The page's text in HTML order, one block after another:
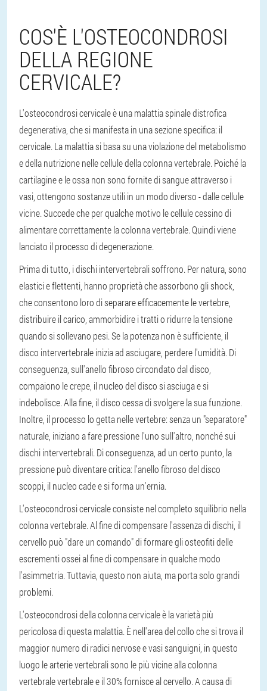
COS'È L'OSTEOCONDROSI
DELLA REGIONE
CERVICALE?
L'osteocondrosi cervicale è una malattia spinale distrofica
degenerativa, che si manifesta in una sezione specifica: il
cervicale. La malattia si basa su una violazione del metabolismo
e della nutrizione nelle cellule della colonna vertebrale. Poiché la
cartilagine e le ossa non sono fornite di sangue attraverso i
vasi, ottengono sostanze utili in un modo diverso - dalle cellule
vicine. Succede che per qualche motivo le cellule cessino di
alimentare correttamente la colonna vertebrale. Quindi viene
lanciato il processo di degenerazione.
Prima di tutto, i dischi intervertebrali soffrono. Per natura, sono
elastici e flettenti, hanno proprietà che assorbono gli shock,
che consentono loro di separare efficacemente le vertebre,
distribuire il carico, ammorbidire i tratti o ridurre la tensione
quando si sollevano pesi. Se la potenza non è sufficiente, il
disco intervertebrale inizia ad asciugare, perdere l'umidità. Di
conseguenza, sull'anello fibroso circondato dal disco,
compaiono le crepe, il nucleo del disco si asciuga e si
indebolisce. Alla fine, il disco cessa di svolgere la sua funzione.
Inoltre, il processo lo getta nelle vertebre: senza un "separatore"
naturale, iniziano a fare pressione l'uno sull'altro, nonché sui
dischi intervertebrali. Di conseguenza, ad un certo punto, la
pressione può diventare critica: l'anello fibroso del disco
scoppi, il nucleo cade e si forma un'ernia.
L'osteocondrosi cervicale consiste nel completo squilibrio nella
colonna vertebrale. Al fine di compensare l'assenza di dischi, il
cervello può "dare un comando" di formare gli osteofiti delle
escrementi ossei al fine di compensare in qualche modo
l'asimmetria. Tuttavia, questo non aiuta, ma porta solo grandi
problemi.
L'osteocondrosi della colonna cervicale è la varietà più
pericolosa di questa malattia. È nell'area del collo che si trova il
maggior numero di radici nervose e vasi sanguigni, in questo
luogo le arterie vertebrali sono le più vicine alla colonna
vertebrale vertebrale e il 30% fornisce al cervello. A causa di